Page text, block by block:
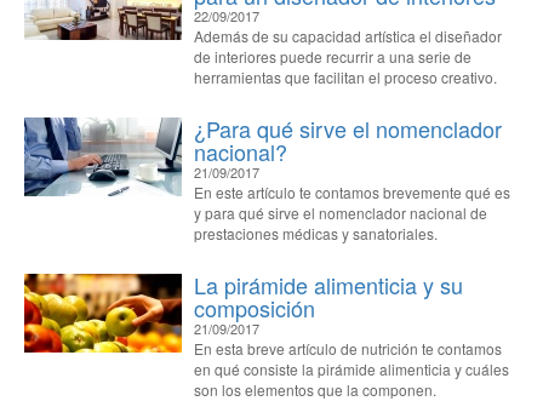
22/09/2017
Además de su capacidad artística el diseñador
de interiores puede recurrir a una serie de
herramientas que facilitan el proceso creativo.
¿Para qué sirve el nomenclador
nacional?
21/09/2017
En este artículo te contamos brevemente qué es
y para qué sirve el nomenclador nacional de
prestaciones médicas y sanatoriales.
La pirámide alimenticia y su
composición
21/09/2017
En esta breve artículo de nutrición te contamos
en qué consiste la pirámide alimenticia y cuáles
son los elementos que la componen.